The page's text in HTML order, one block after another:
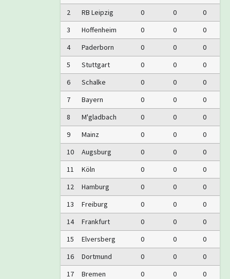
2
RB Leipzig 0 0
0
3
Hoffenheim 0 0
0
4
Paderborn 0 0
0
5
Stuttgart 0 0
0
6
Schalke 0 0
0
7
Bayern 0 0
0
8
M'gladbach 0 0
0
9
Mainz 0 0
0
10
Augsburg 0 0
0
11
Köln 0 0
0
12
Hamburg 0 0
0
13
Freiburg 0 0
0
14
Frankfurt 0 0
0
15
Elversberg 0 0
0
16
Dortmund 0 0
0
17
Bremen 0 0
0